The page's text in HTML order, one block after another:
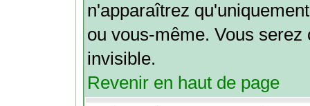
n'apparaîtrez
ou vous-même. Vous
invisible.
Revenir en haut de page